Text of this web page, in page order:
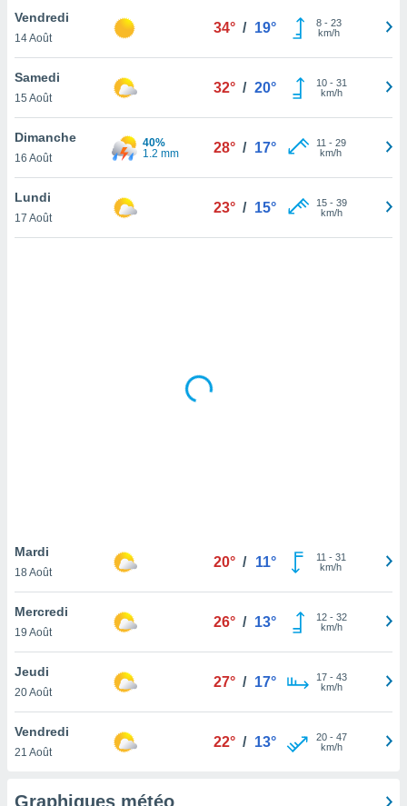
votre
à
en
le
notre
que
et que
Vendredi
14 Août
34° / 19° 8- 23
km/h
Samedi
15 Août
32° / 20° 10- 31
km/h
Dimanche
16 Août
40%
1.2 mm
28° / 17° 11 - 29
km/h
Lundi
17 Août
23° / 15° 15- 39
km/h
Mardi
18 Août
20° / 11° 11 - 31
km/h
Mercredi
19 Août
26° / 13° 12- 32
km/h
Jeudi
20 Août
27° / 17° 17- 43
km/h
Vendredi
21 Août
22° / 13° 20- 47
km/h
Graphiques météo